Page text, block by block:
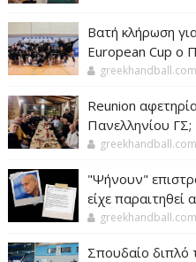
Βατή κλήρωση
European Cup ο
greekhandball.com
Reunion
Πανελληνίου ΓΣ;
greekhandball.com
"Ψήνουν"
είχε
greekhandball.com
Σπουδαίο διπλό